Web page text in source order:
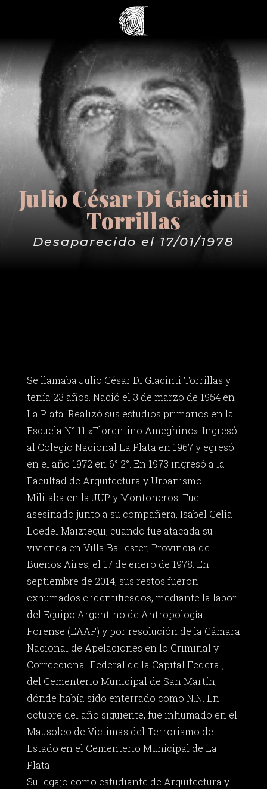
Julio César Di Giacinti
Torrillas
Desaparecido el 17/01/1978
Se llamaba Julio César Di Giacinti Torrillas y
tenía 23 años. Nació el 3 de marzo de 1954 en
La Plata. Realizó sus estudios primarios en la
Escuela N° 11 «Florentino Ameghino». Ingresó
al Colegio Nacional La Plata en 1967 y egresó
en el año 1972 en 6° 2°. En 1973 ingresó a la
Facultad de Arquitectura y Urbanismo.
Militaba en la JUP y Montoneros. Fue
asesinado junto a su compañera, Isabel Celia
Loedel Maiztegui, cuando fue atacada su
vivienda en Villa Ballester, Provincia de
Buenos Aires, el 17 de enero de 1978. En
septiembre de 2014, sus restos fueron
exhumados e identificados, mediante la labor
del Equipo Argentino de Antropología
Forense (EAAF) y por resolución de la Cámara
Nacional de Apelaciones en lo Criminal y
Correccional Federal de la Capital Federal,
del Cementerio Municipal de San Martín,
dónde había sido enterrado como N.N. En
octubre del año siguiente, fue inhumado en el
Mausoleo de Victimas del Terrorismo de
Estado en el Cementerio Municipal de La
Plata.
Su legajo como estudiante de Arquitectura y